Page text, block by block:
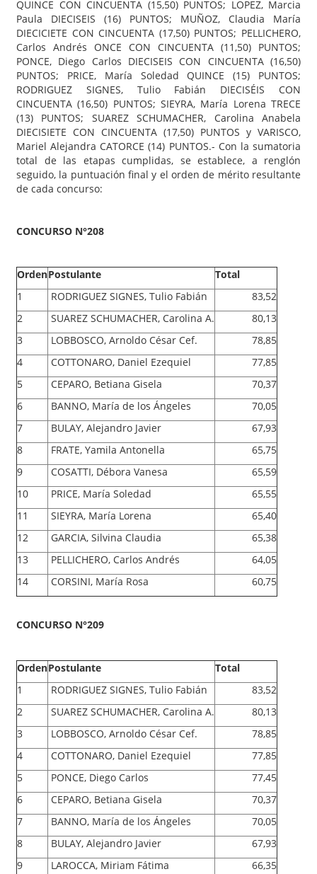
QUINCE CON CINCUENTA (15,50) PUNTOS; LOPEZ, Marcia
Paula DIECISEIS (16) PUNTOS; MUÑOZ, Claudia María
DIECICIETE CON CINCUENTA (17,50) PUNTOS; PELLICHERO,
Carlos Andrés ONCE CON CINCUENTA (11,50) PUNTOS;
PONCE, Diego Carlos DIECISEIS CON CINCUENTA (16,50)
PUNTOS; PRICE, María Soledad QUINCE (15) PUNTOS;
RODRIGUEZ SIGNES, Tulio Fabián DIECISÉIS CON
CINCUENTA (16,50) PUNTOS; SIEYRA, María Lorena TRECE
(13) PUNTOS; SUAREZ SCHUMACHER, Carolina Anabela
DIECISIETE CON CINCUENTA (17,50) PUNTOS y VARISCO,
Mariel Alejandra CATORCE (14) PUNTOS.- Con la sumatoria
total de las etapas cumplidas, se establece, a renglón
seguido, la puntuación final y el orden de mérito resultante
de cada concurso:
CONCURSO N°208
OrdenPostulante
Total
1
RODRIGUEZ SIGNES, Tulio Fabián
83,52
2
SUAREZ SCHUMACHER, Carolina A.
80,13
3
LOBBOSCO, Arnoldo César Cef.
78,85
4
COTTONARO, Daniel Ezequiel
77,85
5
CEPARO, Betiana Gisela
70,37
6
BANNO, María de los Ángeles
70,05
7
BULAY, Alejandro Javier
67,93
8
FRATE, Yamila Antonella
65,75
9
COSATTI, Débora Vanesa
65,59
10
PRICE, María Soledad
65,55
11
SIEYRA, María Lorena
65,40
12
GARCIA, Silvina Claudia
65,38
13
PELLICHERO, Carlos Andrés
64,05
14
CORSINI, María Rosa 60,75
CONCURSO N°209
OrdenPostulante
Total
1
RODRIGUEZ SIGNES, Tulio Fabián
83,52
2
SUAREZ SCHUMACHER, Carolina A.
80,13
3
LOBBOSCO, Arnoldo César Cef.
78,85
4
COTTONARO, Daniel Ezequiel
77,85
5
PONCE, Diego Carlos
77,45
6
CEPARO, Betiana Gisela
70,37
7
BANNO, María de los Ángeles
70,05
8
BULAY, Alejandro Javier
67,93
9
LAROCCA, Miriam Fátima 66,35